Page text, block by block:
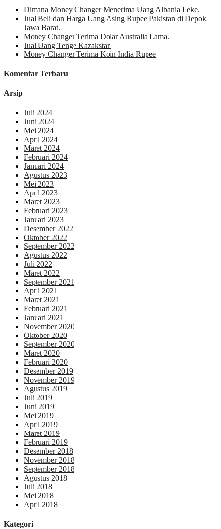
Dimana Money Changer Menerima Uang Albania Leke.
Jual Beli dan Harga Uang Asing Rupee Pakistan di Depok
Jawa Barat.
Money Changer Terima Dolar Australia Lama.
Jual Uang Tenge Kazakstan
Money Changer Terima Koin India Rupee
Komentar Terbaru
Arsip
Juli 2024
Juni 2024
Mei 2024
April 2024
Maret 2024
Februari 2024
Januari 2024
Agustus 2023
Mei 2023
April 2023
Maret 2023
Februari 2023
Januari 2023
Desember 2022
Oktober 2022
September 2022
Agustus 2022
Juli 2022
Maret 2022
September 2021
April 2021
Maret 2021
Februari 2021
Januari 2021
November 2020
Oktober 2020
September 2020
Maret 2020
Februari 2020
Desember 2019
November 2019
Agustus 2019
Juli 2019
Juni 2019
Mei 2019
April 2019
Maret 2019
Februari 2019
Desember 2018
November 2018
September 2018
Agustus 2018
Juli 2018
Mei 2018
April 2018
Kategori